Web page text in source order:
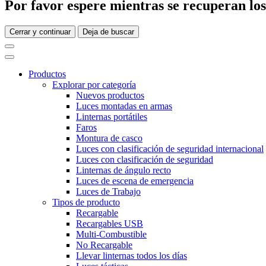
Por favor espere mientras se recuperan
Cerrar y continuar Deja de buscar
Productos
Explorar por categoría
Nuevos productos
Luces montadas en armas
Linternas portátiles
Faros
Montura de casco
Luces con clasificación de seguridad internacional
Luces con clasificación de seguridad
Linternas de ángulo recto
Luces de escena de emergencia
Luces de Trabajo
Tipos de producto
Recargable
Recargables USB
Multi-Combustible
No Recargable
Llevar linternas todos los días